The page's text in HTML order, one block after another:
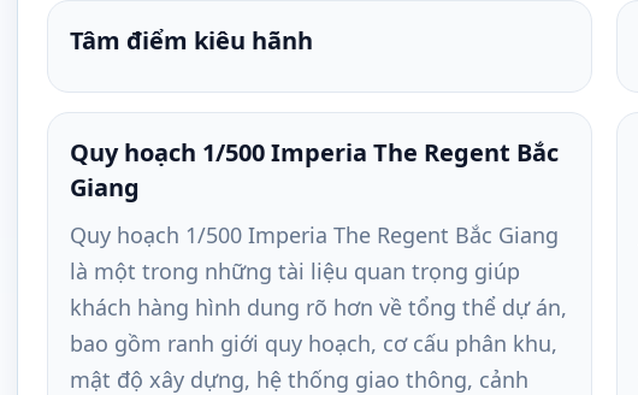
Tâm điểm kiêu hãnh
Quy hoạch 1/500 Imperia The Regent Bắc
Giang
Quy hoạch 1/500 Imperia The Regent Bắc Giang
là một trong những tài liệu quan trọng giúp
khách hàng hình dung rõ hơn về tổng thể dự án,
bao gồm ranh giới quy hoạch, cơ cấu phân khu,
mật độ xây dựng, hệ thống giao thông, cảnh